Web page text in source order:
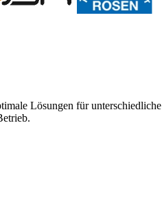
Lösungen für unterschiedliche